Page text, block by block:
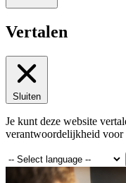
Vertalen
Sluiten
Je kunt deze website
verantwoordelijkheid voor